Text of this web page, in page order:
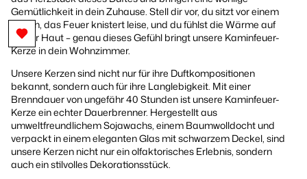
Gemütlichkeit in dein Zuhause. Stell dir vor, du sitzt vor einem
Kamin, das Feuer knistert leise, und du fühlst die Wärme auf
deiner Haut – genau dieses Gefühl bringt unsere Kaminfeuer-
Kerze in dein Wohnzimmer.
Unsere Kerzen sind nicht nur für ihre Duftkompositionen
bekannt, sondern auch für ihre Langlebigkeit. Mit einer
Brenndauer von ungefähr 40 Stunden ist unsere Kaminfeuer-
Kerze ein echter Dauerbrenner. Hergestellt aus
umweltfreundlichem Sojawachs, einem Baumwolldocht und
verpackt in einem eleganten Glas mit schwarzem Deckel, sind
unsere Kerzen nicht nur ein olfaktorisches Erlebnis, sondern
auch ein stilvolles Dekorationsstück.